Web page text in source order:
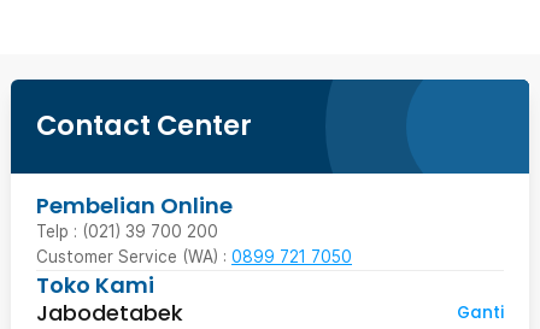
Contact Center
Pembelian Online
Telp : (021) 39 700 200
Customer Service (WA) : 0899 721 7050
Toko Kami
Jabodetabek
Ganti